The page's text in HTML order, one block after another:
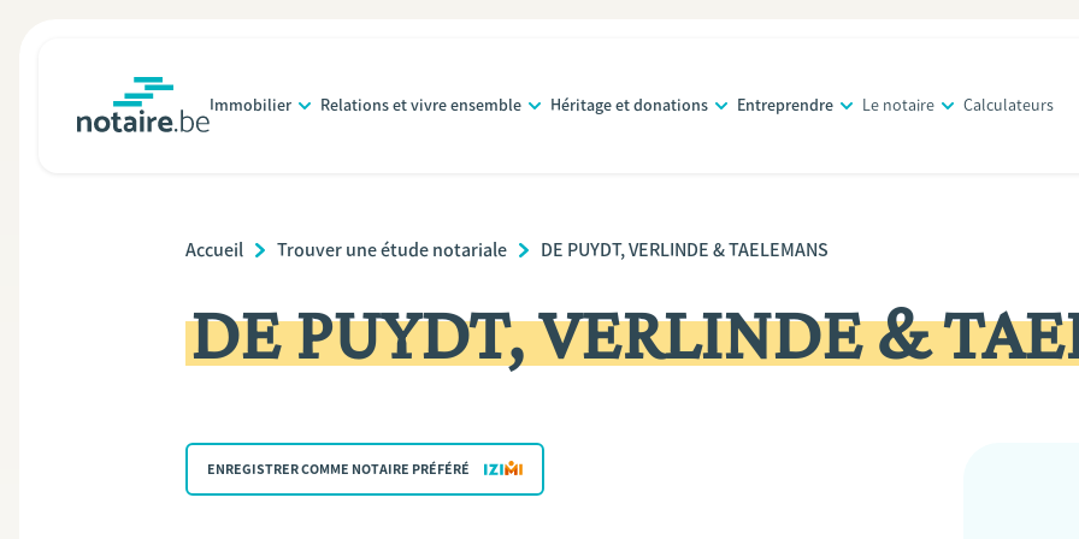
principal
Immobilier Relations et vivre ensemble Héritage et donations Entreprendre Le notaire Calculateurs
Breadcrumb
Accueil Trouver une étude notariale DE PUYDT, VERLINDE & TAELEMANS
DE PUYDT, VERLINDE &
ENREGISTRER COMME NOTAIRE PRÉFÉRÉ